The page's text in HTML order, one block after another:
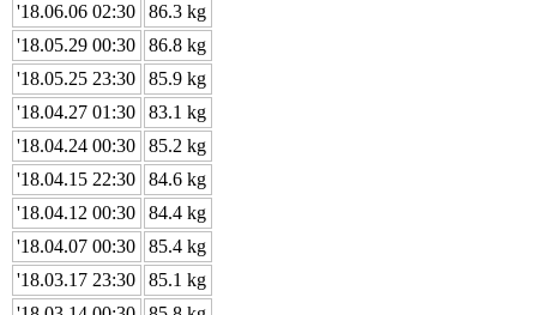
'18.06.06 02:30
86.3 kg
'18.05.29 00:30
86.8 kg
'18.05.25 23:30
85.9 kg
'18.04.27 01:30
83.1 kg
'18.04.24 00:30
85.2 kg
'18.04.15 22:30
84.6 kg
'18.04.12 00:30
84.4 kg
'18.04.07 00:30
85.4 kg
'18.03.17 23:30
85.1 kg